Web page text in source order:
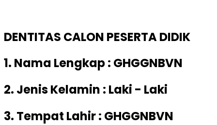
DENTITAS CALON PESERTA DIDIK
1. Nama Lengkap : GHGGNBVN
2. Jenis Kelamin : Laki - Laki
3. Tempat Lahir : GHGGNBVN